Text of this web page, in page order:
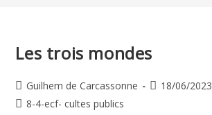
Les trois mondes
Auteur/autrice
de
Guilhem de Carcassonne
Publication
18/06/2023
Post8-4-ecf- cultes publics